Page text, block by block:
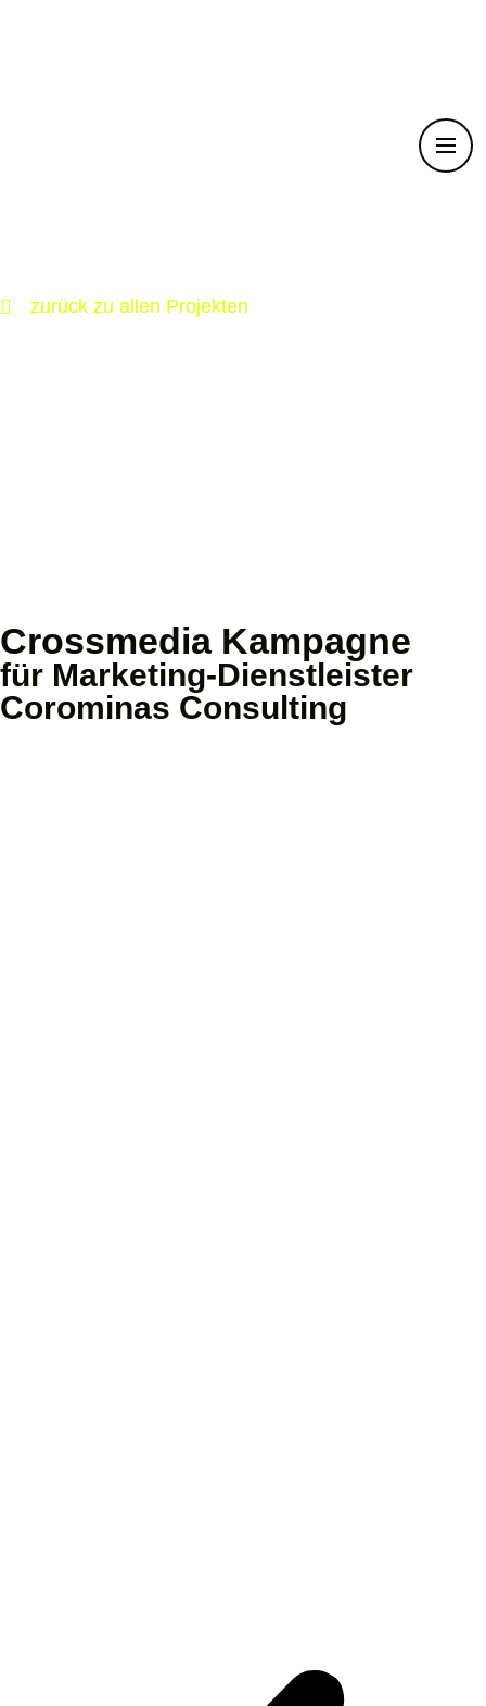
zurück zu allen Projekten
Crossmedia Kampagne
für Marketing-Dienstleister
Corominas Consulting